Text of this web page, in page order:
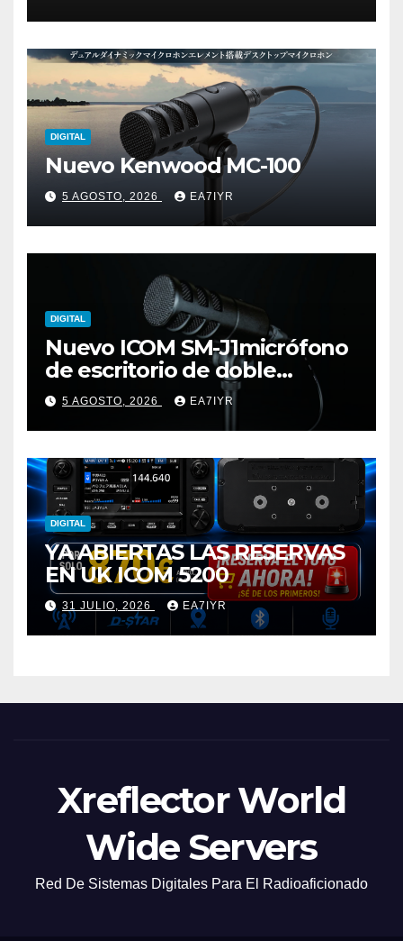
DIGITAL
Nuevo Kenwood MC-100
5 AGOSTO, 2026 EA7IYR
DIGITAL
Nuevo ICOM SM-J1micrófono
de escritorio de doble
elemento premium
5 AGOSTO, 2026 EA7IYR
DIGITAL
YA ABIERTAS LAS RESERVAS
EN UK ICOM 5200
31 JULIO, 2026 EA7IYR
Xreflector World
Wide Servers
Red De Sistemas Digitales Para El Radioaficionado